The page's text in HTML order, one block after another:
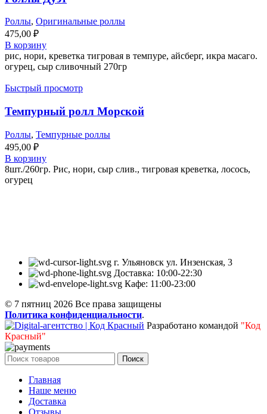
Роллы, Оригинальные роллы
475,00 ₽
В корзину
рис, нори, креветка тигровая в темпуре, айсберг, икра масаго.
огурец, сыр сливочный 270гр
Быстрый просмотр
Темпурный ролл Морской
Роллы, Темпурные роллы
495,00 ₽
В корзину
8шт./260гр. Рис, нори, сыр слив., тигровая креветка, лосось,
огурец
г. Ульяновск ул. Инзенская, 3
Доставка: 10:00-22:30
Кафе: 11:00-23:00
© 7 пятниц 2026 Все права защищены
Политика конфиденциальности.
Разработано командой "Код
Красный"
Поиск
Главная
Наше меню
Доставка
Отзывы